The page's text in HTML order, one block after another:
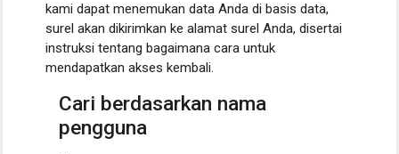
kami dapat menemukan data Anda di basis data,
surel akan dikirimkan ke alamat surel Anda, disertai
instruksi tentang bagaimana cara untuk
mendapatkan akses kembali.
Cari berdasarkan nama pengguna
Cari berdasarkan nama
pengguna